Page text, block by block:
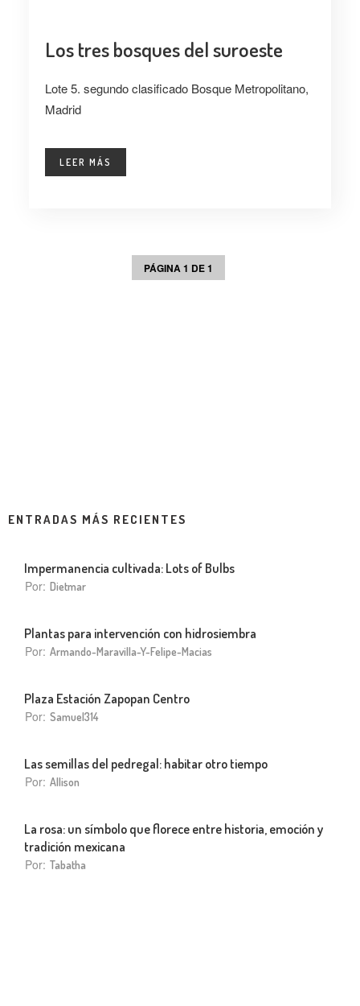
COLABORADORES
Los tres bosques del suroeste
Lote 5. segundo clasificado Bosque Metropolitano,
Madrid
LEER MÁS
PÁGINA 1 DE 1
ENTRADAS MÁS RECIENTES
Impermanencia cultivada: Lots of Bulbs
Por: Dietmar
Plantas para intervención con hidrosiembra
Por: Armando-Maravilla-Y-Felipe-Macias
Plaza Estación Zapopan Centro
Por: Samuel314
Las semillas del pedregal: habitar otro tiempo
Por: Allison
La rosa: un símbolo que florece entre historia, emoción y
tradición mexicana
Por: Tabatha